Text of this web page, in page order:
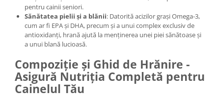
pentru cainii seniori.
Sănătatea pielii și a blănii: Datorită acizilor grași Omega-3,
cum ar fi EPA și DHA, precum și a unui complex exclusiv de
antioxidanți, hrană ajută la menținerea unei piei sănătoase și
a unui blană lucioasă.
Compoziție și Ghid de Hrănire -
Asigură Nutriția Completă pentru
Cainelul Tău